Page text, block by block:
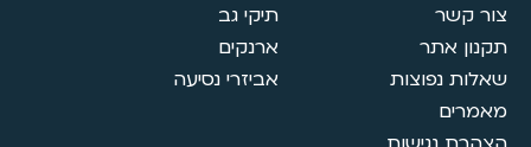
תיקי גב
ארנקים
אביזרי נסיעה